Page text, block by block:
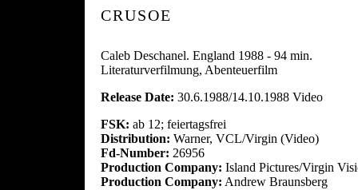
CRUSOE
Caleb Deschanel. England 1988 - 94 min.
Literaturverfilmung, Abenteuerfilm
Release Date: 30.6.1988/14.10.1988 Video
FSK: ab 12; feiertagsfrei
Distribution: Warner, VCL/Virgin (Video)
Fd-Number: 26956
Production Company: Island Pictures/Virgin
Production Company: Andrew Braunsberg